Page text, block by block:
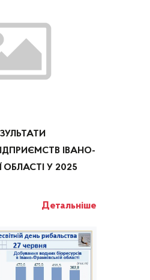
ІВАНО-
ОБЛАСТІ У 2025
Детальніше